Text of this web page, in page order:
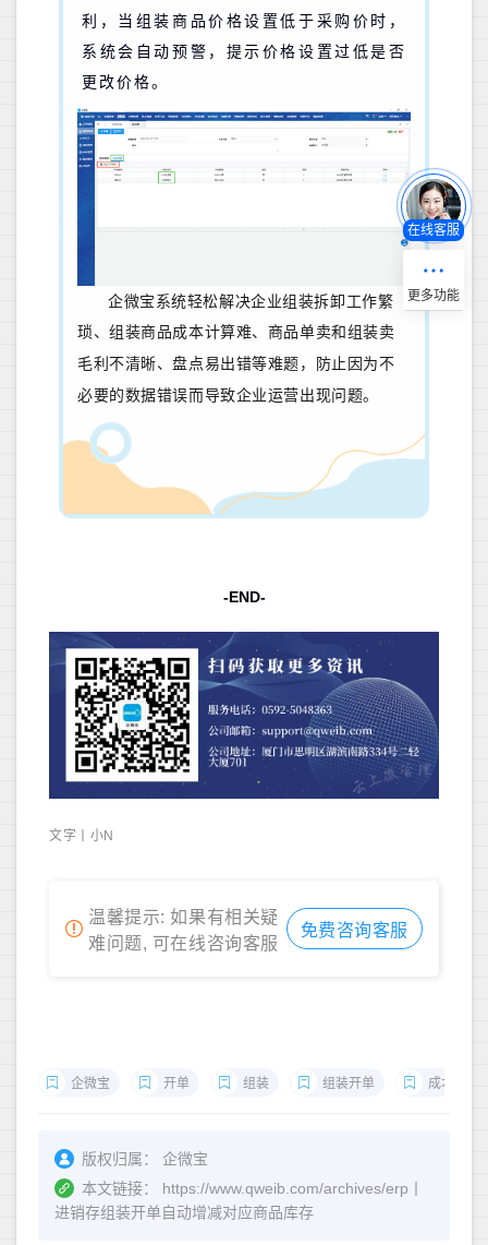
利，当组装商品价格设置低于采购价时，
系统会自动预警，提示价格设置过低是否
更改价格。
企微宝系统轻松解决企业组装拆卸工作繁
琐、组装商品成本计算难、 商品单卖和组装卖
毛利不清晰、盘点易出错等难题，防止因为不
必要的数据错误而导致企业运营出现问题。
-END-
文字丨小N
温馨提示: 如果有相关疑
难问题, 可在线咨询客服
免费咨询客服
企微宝 开单 组装 组装开单 成本
版权归属：
企微宝
本文链接：
https://www.qweib.com/archives/erp丨
进销存组装开单自动增减对应商品库存
在线客服